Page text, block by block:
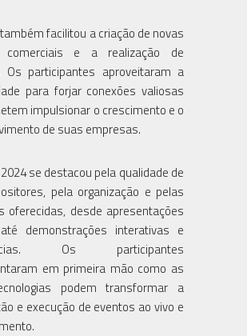
facilitou a criação de novas
comerciais e a realização de
Os participantes aproveitaram a
para forjar conexões valiosas
impulsionar o crescimento e o
de suas empresas.
2024 se destacou pela qualidade de
pela organização e pelas
oferecidas, desde apresentações
demonstrações interativas e
Os participantes
em primeira mão como as
podem transformar a
e execução de eventos ao vivo e